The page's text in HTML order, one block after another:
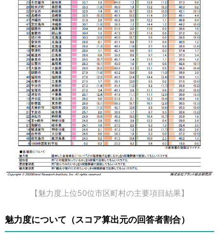
【魅力度上位50位市区町村の主要項目結果】
魅力度について（スコア算出元の回答者割合）